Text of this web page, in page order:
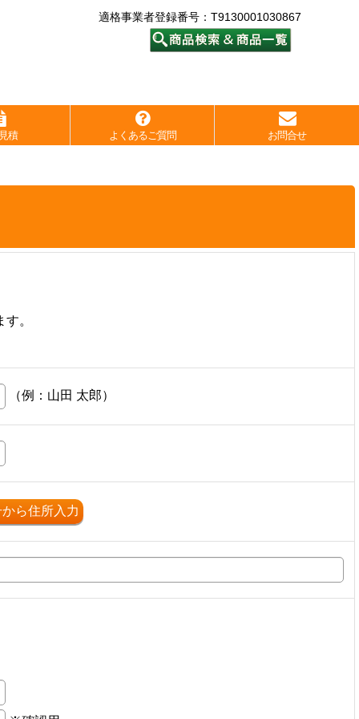
適格事業者登録番号：T9130001030867
積 よくあるご質問 お問合せ
。
（例：山田 太郎）
ら住所入力